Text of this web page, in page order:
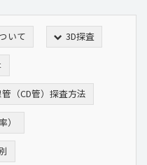
いて 3D探査
（CD管）探査方法